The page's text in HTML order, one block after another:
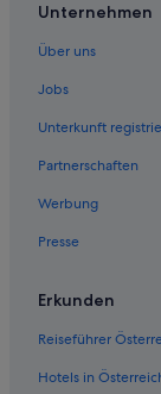
Unternehmen
Über uns
Jobs
Unterkunft
Partnerschaften
Werbung
Presse
Erkunden
Reiseführer
Hotels in